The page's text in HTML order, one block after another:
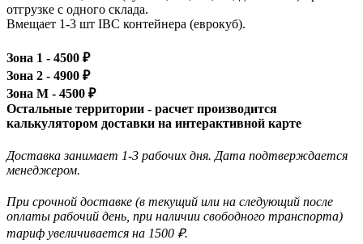
отгрузке с одного склада.
Вмещает 1-3 шт IBC контейнера (еврокуб).
Зона 1 - 4500 ₽
Зона 2 - 4900 ₽
Зона М - 4500 ₽
Остальные территории - расчет производится
калькулятором доставки на интерактивной карте
Доставка занимает 1-3 рабочих дня. Дата подтверждается
менеджером.
При срочной доставке (в текущий или на следующий после
оплаты рабочий день, при наличии свободного транспорта)
тариф увеличивается на 1500 ₽.